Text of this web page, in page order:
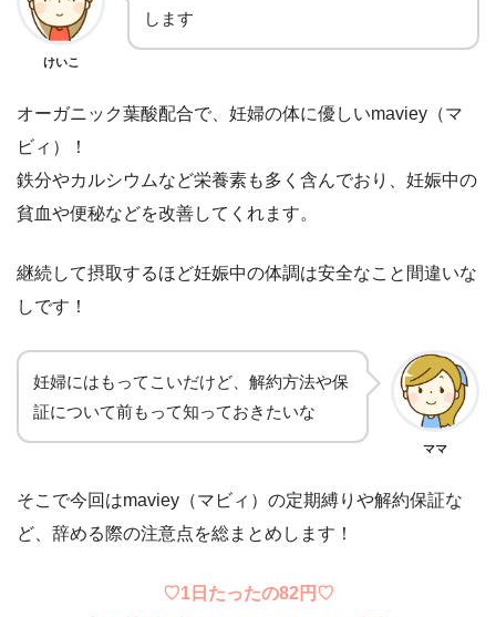
けいこ
します
オーガニック葉酸配合で、妊婦の体に優しいmaviey（マ
ビィ）！
鉄分やカルシウムなど栄養素も多く含んでおり、妊娠中の
貧血や便秘などを改善してくれます。
継続して摂取するほど妊娠中の体調は安全なこと間違いな
しです！
妊婦にはもってこいだけど、解約方法や保
証について前もって知っておきたいな
ママ
そこで今回はmaviey（マビィ）の定期縛りや解約保証な
ど、辞める際の注意点を総まとめします！
♡1日たったの82円♡